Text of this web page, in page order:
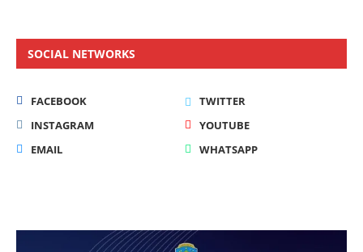
SOCIAL NETWORKS
FACEBOOK
TWITTER
INSTAGRAM
YOUTUBE
EMAIL
WHATSAPP